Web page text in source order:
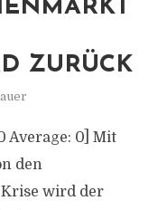
ZURÜCK
Average: 0] Mit
den
wird der